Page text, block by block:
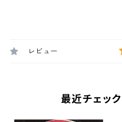
レビュー
最近チェッ